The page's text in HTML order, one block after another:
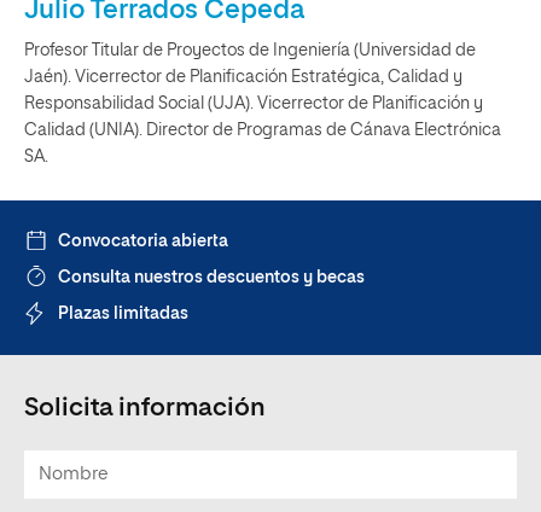
Julio Terrados Cepeda
Profesor Titular de Proyectos de Ingeniería (Universidad de
Jaén). Vicerrector de Planificación Estratégica, Calidad y
Responsabilidad Social (UJA). Vicerrector de Planificación y
Calidad (UNIA). Director de Programas de Cánava Electrónica
SA.
Convocatoria abierta
Consulta nuestros descuentos y becas
Plazas limitadas
Solicita información